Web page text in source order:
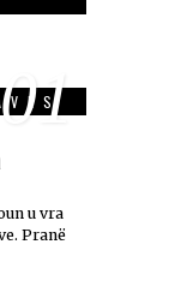
01
u vra
Pranë